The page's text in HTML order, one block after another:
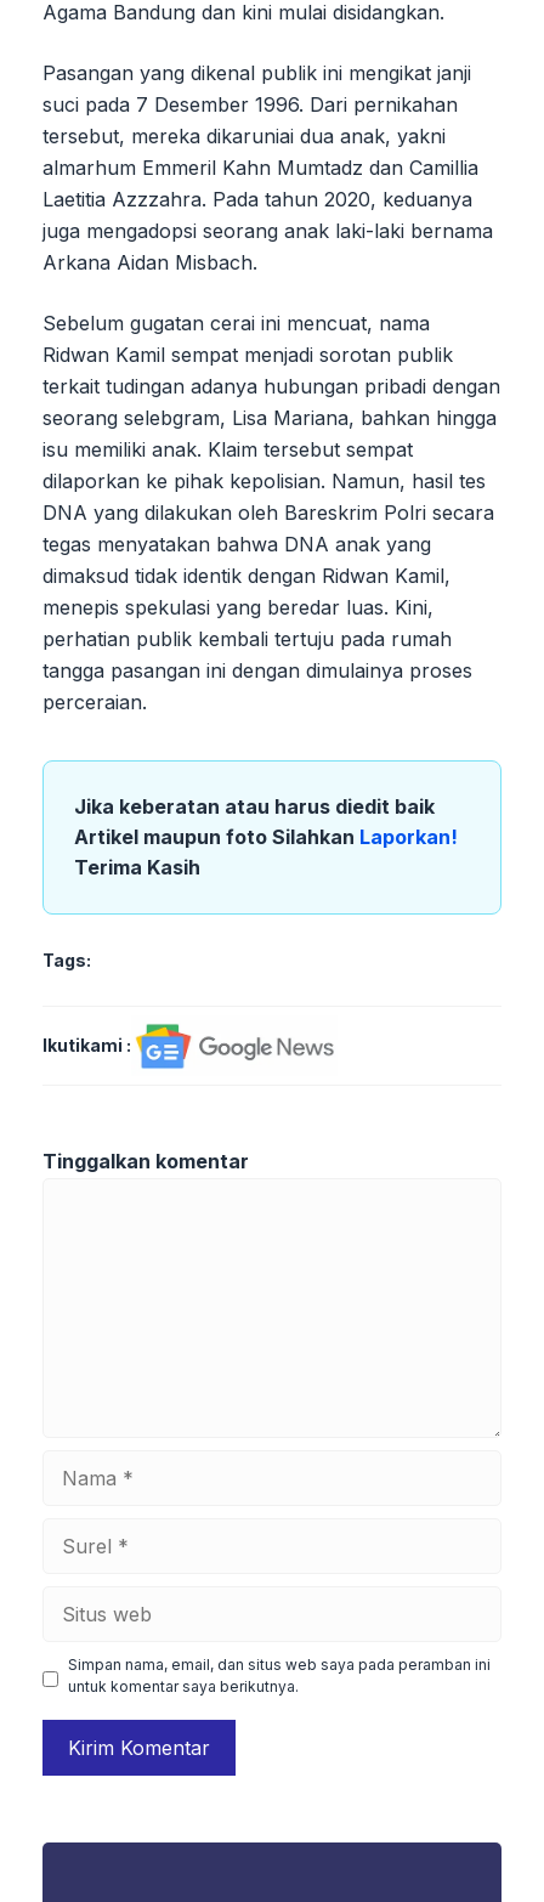
Agama Bandung dan kini mulai disidangkan.
Pasangan yang dikenal publik ini mengikat janji
suci pada 7 Desember 1996. Dari pernikahan
tersebut, mereka dikaruniai dua anak, yakni
almarhum Emmeril Kahn Mumtadz dan Camillia
Laetitia Azzzahra. Pada tahun 2020, keduanya
juga mengadopsi seorang anak laki-laki bernama
Arkana Aidan Misbach.
Sebelum gugatan cerai ini mencuat, nama
Ridwan Kamil sempat menjadi sorotan publik
terkait tudingan adanya hubungan pribadi dengan
seorang selebgram, Lisa Mariana, bahkan hingga
isu memiliki anak. Klaim tersebut sempat
dilaporkan ke pihak kepolisian. Namun, hasil tes
DNA yang dilakukan oleh Bareskrim Polri secara
tegas menyatakan bahwa DNA anak yang
dimaksud tidak identik dengan Ridwan Kamil,
menepis spekulasi yang beredar luas. Kini,
perhatian publik kembali tertuju pada rumah
tangga pasangan ini dengan dimulainya proses
perceraian.
Jika keberatan atau harus diedit baik
Artikel maupun foto Silahkan Laporkan!
Terima Kasih
Tags:
Ikutikami :
Tinggalkan komentar
Simpan nama, email, dan situs web saya pada peramban ini
untuk komentar saya berikutnya.